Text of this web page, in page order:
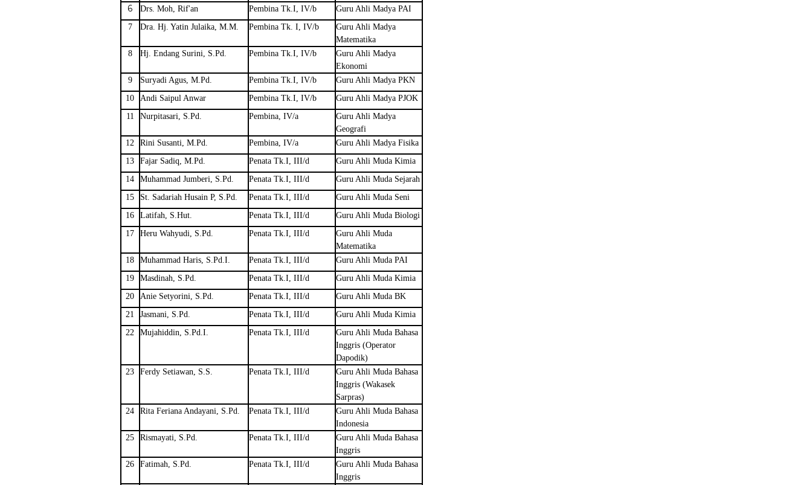
6 Drs. Moh, Rif'an Pembina Tk.I, IV/b
Guru Ahli Madya PAI
7
Dra. Hj. Yatin Julaika, M.M. Pembina Tk. I, IV/b
Guru Ahli Madya
Matematika
8
Hj. Endang Surini, S.Pd. Pembina Tk.I, IV/b
Guru Ahli Madya
Ekonomi
9
Suryadi Agus, M.Pd. Pembina Tk.I, IV/b
Guru Ahli Madya PKN
10
Andi Saipul Anwar Pembina Tk.I, IV/b
Guru Ahli Madya PJOK
11
Nurpitasari, S.Pd. Pembina, IV/a
Guru Ahli Madya
Geografi
12
Rini Susanti, M.Pd. Pembina, IV/a
Guru Ahli Madya Fisika
13
Fajar Sadiq, M.Pd. Penata Tk.I, III/d
Guru Ahli Muda Kimia
14
Muhammad Jumberi, S.Pd. Penata Tk.I, III/d
Guru Ahli Muda Sejarah
15
St. Sadariah Husain P, S.Pd. Penata Tk.I, III/d
Guru Ahli Muda Seni
16
Latifah, S.Hut. Penata Tk.I, III/d
Guru Ahli Muda Biologi
17
Heru Wahyudi, S.Pd. Penata Tk.I, III/d
Guru Ahli Muda
Matematika
18
Muhammad Haris, S.Pd.I. Penata Tk.I, III/d
Guru Ahli Muda PAI
19
Masdinah, S.Pd. Penata Tk.I, III/d
Guru Ahli Muda Kimia
20
Anie Setyorini, S.Pd. Penata Tk.I, III/d
Guru Ahli Muda BK
21
Jasmani, S.Pd. Penata Tk.I, III/d
Guru Ahli Muda Kimia
22
Mujahiddin, S.Pd.I. Penata Tk.I, III/d
Guru Ahli Muda Bahasa
Inggris (Operator
Dapodik)
23
Ferdy Setiawan, S.S. Penata Tk.I, III/d
Guru Ahli Muda Bahasa
Inggris (Wakasek
Sarpras)
24
Rita Feriana Andayani, S.Pd. Penata Tk.I, III/d
Guru Ahli Muda Bahasa
Indonesia
25
Rismayati, S.Pd. Penata Tk.I, III/d
Guru Ahli Muda Bahasa
Inggris
26
Fatimah, S.Pd. Penata Tk.I, III/d
Guru Ahli Muda Bahasa
Inggris